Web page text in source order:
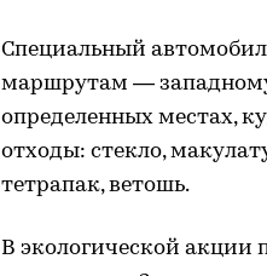
Специальный
маршрутам — западному
определенных местах,
отходы: стекло,
тетрапак, ветошь.
В экологической акции